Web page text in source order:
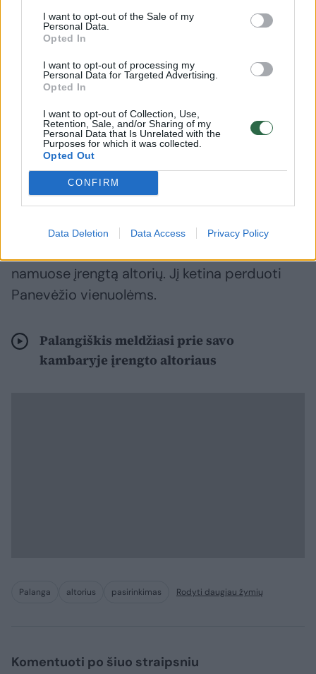
I want to opt-out of the Sale of my
Personal Data.
Opted In
I want to opt-out of processing my
Personal Data for Targeted Advertising.
Opted In
I want to opt-out of Collection, Use,
Retention, Sale, and/or Sharing of my
Personal Data that Is Unrelated with the
Purposes for which it was collected.
Opted Out
CONFIRM
Data Deletion Data Access Privacy Policy
kambario sienų – taip pat paties tapyti
paveikslai iš Kryžiaus kelio stočių. O giliai už
Kristaus paveikslas.
A.Mažrimas sako, kad vieno kambario bute
įrengtas altorius – pašventintas. Prie jo ne
kartą mišias laikė klebonai. Čia pasimelsti
užsuka ir vienuolės.
Vienišas senolis jau yra surašęs instrukciją,
namuose įrengtą altorių. Jį ketina perduoti
Panevėžio vienuolėms.
Palangiškis meldžiasi prie savo
kambaryje įrengto altoriaus
Palanga altorius pasirinkimas Rodyti daugiau žymių
Komentuoti po šiuo straipsniu